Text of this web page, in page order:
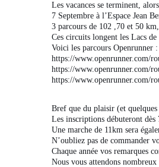
Les vacances se terminent,
7 Septembre à l’Espace Jean
3 parcours de 102 ,70 et 50
Ces circuits longent les Lacs
Voici les parcours Openrunner :
https://www.openrunner.com/
https://www.openrunner.com/
https://www.openrunner.com/
Bref que du plaisir (et
Les inscriptions débuteront
Une marche de 11km sera
N’oubliez pas de commander
Chaque année vos remarques
Nous vous attendons